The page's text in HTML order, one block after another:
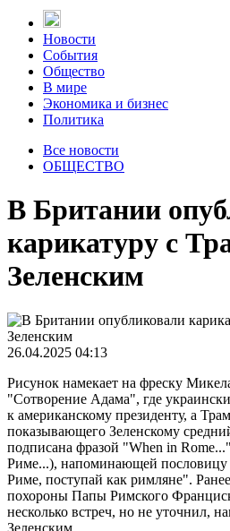
Новости
События
Общество
В мире
Экономика и бизнес
Политика
Все новости
ОБЩЕСТВО
В Британии
карикатуру с
Зеленским
26.04.2025 04:13
Рисунок намекает на фреску
"Сотворение Адама", где
к американскому президенту, а
показывающего Зеленскому
подписана фразой "When in
Риме...), напоминающей пословицу
Риме, поступай как римляне".
похороны Папы Римского
несколько встреч, но не уточнил,
Зеленским.